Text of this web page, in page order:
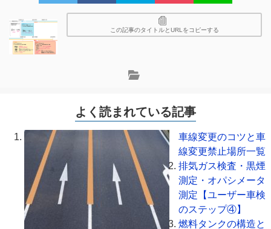
この記事のタイトルとURLをコピーする
よく読まれている記事
車線変更のコツと車
線変更禁止場所一覧
排気ガス検査・黒煙
測定・オパシメータ
測定【ユーザー車検
のステップ④】
燃料タンクの構造と